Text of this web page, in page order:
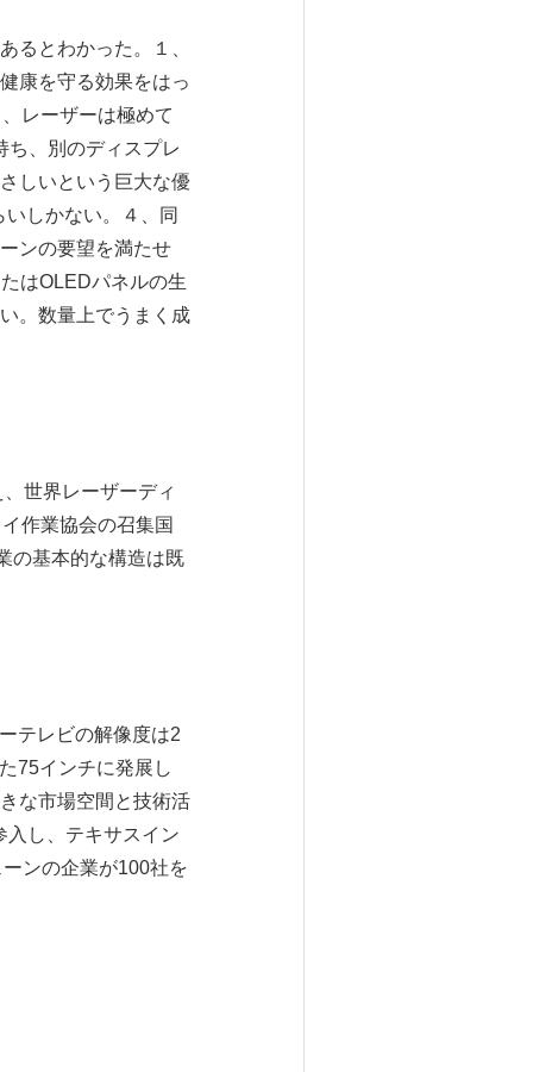
るとわかった。１、
康を守る効果をはっ
レーザーは極めて
ち、別のディスプレ
しいという巨大な優
しかない。４、同
ンの要望を満たせ
はOLEDパネルの生
。数量上でうまく成
世界レーザーディ
作業協会の召集国
の基本的な構造は既
テレビの解像度は2
75インチに発展し
な市場空間と技術活
入し、テキサスイン
ンの企業が100社を